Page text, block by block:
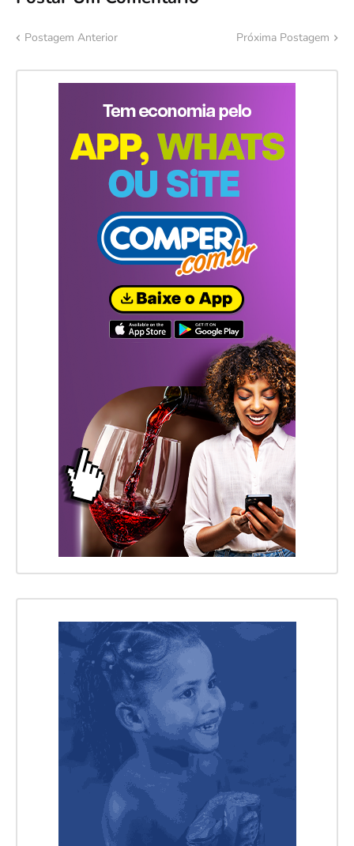
Postagem Anterior Próxima Postagem